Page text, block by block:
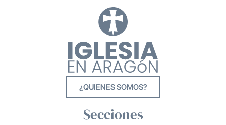
¿QUIENES SOMOS?
Secciones